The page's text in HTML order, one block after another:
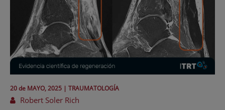
20 de MAYO, 2025 | TRAUMATOLOGÍA
Robert Soler Rich